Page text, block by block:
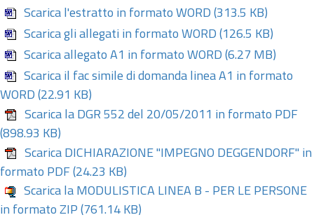
Scarica l'estratto in formato WORD (313.5 KB)
Scarica gli allegati in formato WORD (126.5 KB)
Scarica allegato A1 in formato WORD (6.27 MB)
Scarica il fac simile di domanda linea A1 in formato
WORD (22.91 KB)
Scarica la DGR 552 del 20/05/2011 in formato PDF
(898.93 KB)
Scarica DICHIARAZIONE "IMPEGNO DEGGENDORF" in
formato PDF (24.23 KB)
Scarica la MODULISTICA LINEA B - PER LE PERSONE
in formato ZIP (761.14 KB)